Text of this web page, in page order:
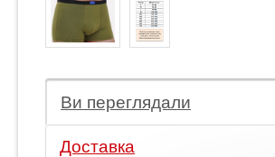
Ви переглядали
Доставка